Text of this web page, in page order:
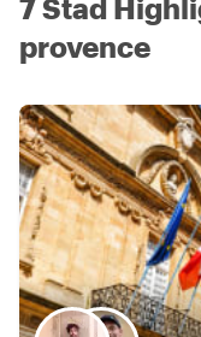
7 Stad
provence